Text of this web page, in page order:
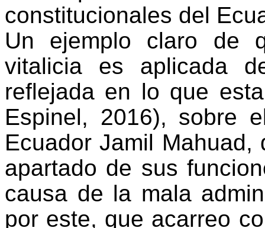
constitucionales del
Un ejemplo claro de
vitalicia es aplicada
reflejada en lo que
Espinel, 2016), sobre
Ecuador Jamil
apartado de sus
causa de la mala
por este, que acarreo